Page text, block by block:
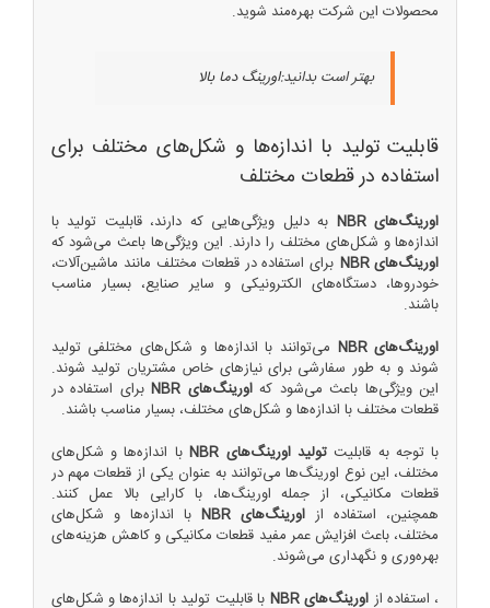
محصولات این شرکت بهره‌مند شوید.
بهتر است بدانید:اورینگ دما بالا
قابلیت تولید با اندازه‌ها و شکل‌های مختلف برای
استفاده در قطعات مختلف
اورینگ‌های NBR
به دلیل ویژگی‌هایی که دارند، قابلیت تولید با
اندازه‌ها و شکل‌های مختلف را دارند. این ویژگی‌ها باعث می‌شود که
اورینگ‌های NBR
برای استفاده در قطعات مختلف مانند ماشین‌آلات،
خودروها، دستگاه‌های الکترونیکی و سایر صنایع، بسیار مناسب
باشند.
اورینگ‌های NBR
می‌توانند با اندازه‌ها و شکل‌های مختلفی تولید
شوند و به طور سفارشی برای نیازهای خاص مشتریان تولید شوند.
این ویژگی‌ها باعث می‌شود کهاورینگ‌های NBR
برای استفاده در
قطعات مختلف با اندازه‌ها و شکل‌های مختلف، بسیار مناسب باشند.
با توجه به قابلیتتولید اورینگ‌های NBR
با اندازه‌ها و شکل‌های
مختلف، این نوع اورینگ‌ها می‌توانند به عنوان یکی از قطعات مهم در
قطعات مکانیکی، از جمله اورینگ‌ها، با کارایی بالا عمل کنند.
همچنین، استفاده از اورینگ‌های NBR
با اندازه‌ها و شکل‌های
مختلف، باعث افزایش عمر مفید قطعات مکانیکی و کاهش هزینه‌های
بهره‌وری و نگهداری می‌شوند.
، استفاده از اورینگ‌های NBR با قابلیت تولید با اندازه‌ها و شکل‌های